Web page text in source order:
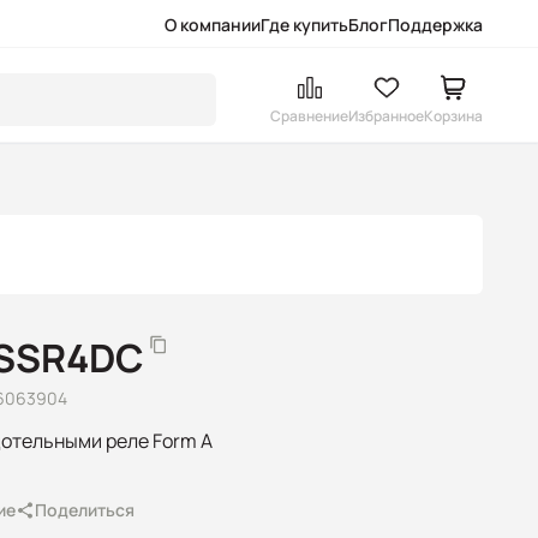
О компанииГде купитьБлогПоддержка
СравнениеИзбранноеКорзина
реле Form A
Поделиться